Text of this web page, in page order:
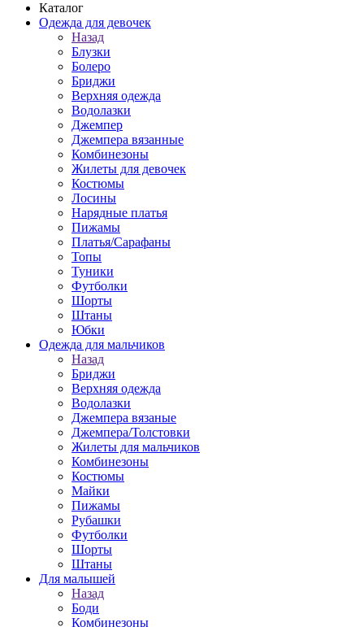
Каталог
Одежда для девочек
Назад
Блузки
Болеро
Бриджи
Верхняя одежда
Водолазки
Джемпер
Джемпера вязанные
Комбинезоны
Жилеты для девочек
Костюмы
Лосины
Нарядные платья
Пижамы
Платья/Сарафаны
Топы
Туники
Футболки
Шорты
Штаны
Юбки
Одежда для мальчиков
Назад
Бриджи
Верхняя одежда
Водолазки
Джемпера вязаные
Джемпера/Толстовки
Жилеты для мальчиков
Комбинезоны
Костюмы
Майки
Пижамы
Рубашки
Футболки
Шорты
Штаны
Для малышей
Назад
Боди
Комбинезоны